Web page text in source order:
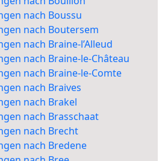
nach Boussu
nach Boutersem
nach Braine-l’Alleud
nach Braine-le-Château
nach Braine-le-Comte
nach Braives
nach Brakel
nach Brasschaat
nach Brecht
nach Bredene